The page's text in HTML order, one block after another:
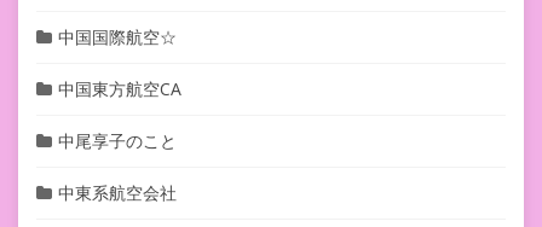
中国国際航空☆
中国東方航空CA
中尾享子のこと
中東系航空会社